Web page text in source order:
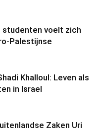
studenten voelt zich
Palestijnse
Khalloul: Leven als
in Israel
Zaken Uri